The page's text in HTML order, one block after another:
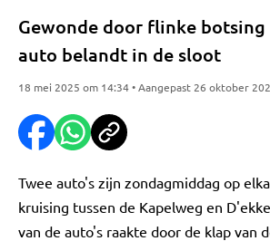
Gewonde door flinke
auto belandt in de sloot
18 mei 2025 om 14:34 • Aangepast 26 oktober
Twee auto's zijn zondagmiddag op
kruising tussen de Kapelweg en
van de auto's raakte door de klap van